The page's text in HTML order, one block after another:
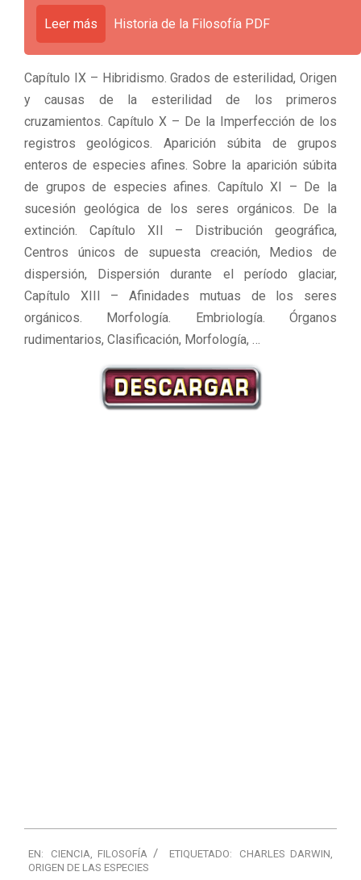
Leer más Historia de la Filosofía PDF
Capítulo IX – Hibridismo. Grados de esterilidad, Origen
y causas de la esterilidad de los primeros
cruzamientos. Capítulo X – De la Imperfección de los
registros geológicos. Aparición súbita de grupos
enteros de especies afines. Sobre la aparición súbita
de grupos de especies afines. Capítulo XI – De la
sucesión geológica de los seres orgánicos. De la
extinción. Capítulo XII – Distribución geográfica,
Centros únicos de supuesta creación, Medios de
dispersión, Dispersión durante el período glaciar,
Capítulo XIII – Afinidades mutuas de los seres
orgánicos. Morfología. Embriología. Órganos
rudimentarios, Clasificación, Morfología, …
EN: CIENCIA FILOSOFÍA ETIQUETADO: CHARLES DARWIN
ORIGEN DE LAS ESPECIES